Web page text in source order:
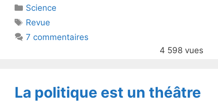
er e
o
Catégories
Science
Étiquettes
Revue
7 commentaires
4 598 vues
La politique est un théâtre